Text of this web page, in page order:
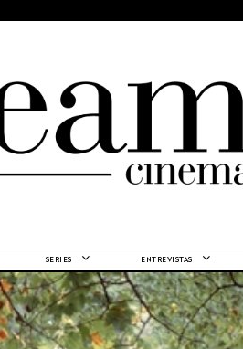
SERIES ENTREVISTAS